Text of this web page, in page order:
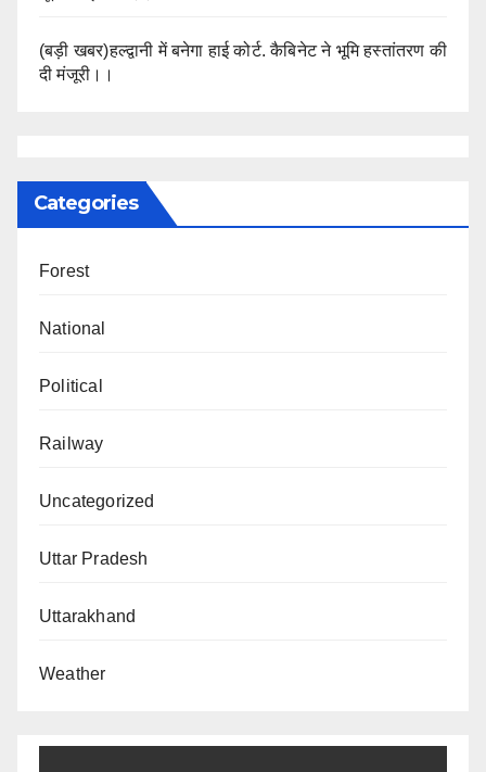
(बड़ी खबर)हल्द्वानी में बनेगा हाई कोर्ट. कैबिनेट ने भूमि हस्तांतरण की
दी मंजूरी।।
Categories
Forest
National
Political
Railway
Uncategorized
Uttar Pradesh
Uttarakhand
Weather